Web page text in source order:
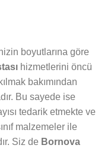
boyutlarına göre
hizmetlerini öncü
bakımından
Bu sayede ise
tedarik etmekte ve
malzemeler ile
Siz de Bornova